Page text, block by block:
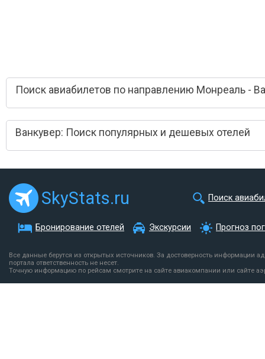
Поиск авиабилетов по направлению Монреаль -
Ванкувер: Поиск популярных и дешевых отелей
SkyStats.ru Поиск
Бронирование отелей Экскурсии Прогноз
Все данные берутся из открытых источников. За достоверность информации
портала ответственность не несет.
Точную информацию по рейсам смотрите на сайте авиакомпании или сайте